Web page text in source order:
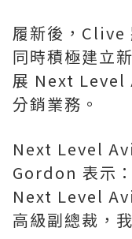
履新後，Clive
同時積極建立
展 Next Level
分銷業務。
Next Level
Gordon 表示
Next Level
高級副總裁，